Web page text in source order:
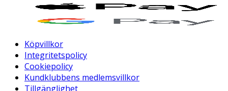
Köpvillkor
Integritetspolicy
Cookiepolicy
Kundklubbens medlemsvillkor
Tillgänglighet